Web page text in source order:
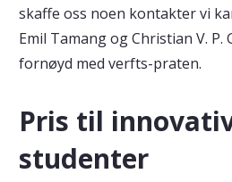
skaffe oss noen kontakter vi
Emil Tamang og Christian V. P.
fornøyd med verfts-praten.
Pris til
studenter